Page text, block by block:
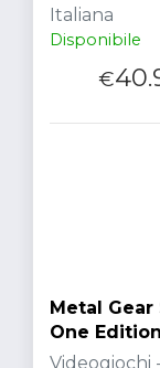
Italiana
Disponibile
€
Metal Gear
One
Videogiochi